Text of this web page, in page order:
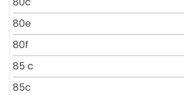
80e
80f
85 c
85c